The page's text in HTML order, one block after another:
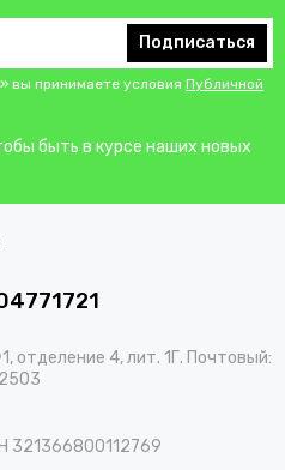
Подписаться
вы принимаете условия Публичной
быть в курсе наших новых
отделение 4, лит. 1Г. Почтовый:
321366800112769